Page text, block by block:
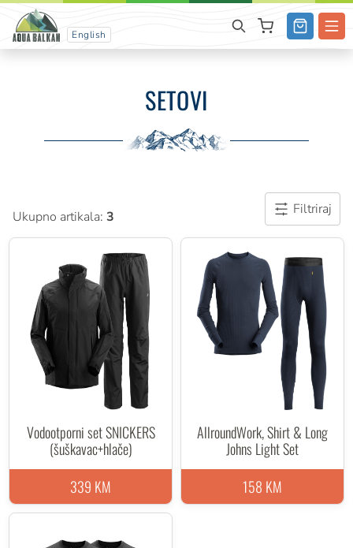
English
SETOVI
Ukupno artikala: 3 Filtriraj
Vodootporni set SNICKERS
(šuškavac+hlače)
339 KM
AllroundWork, Shirt & Long
Johns Light Set
158 KM